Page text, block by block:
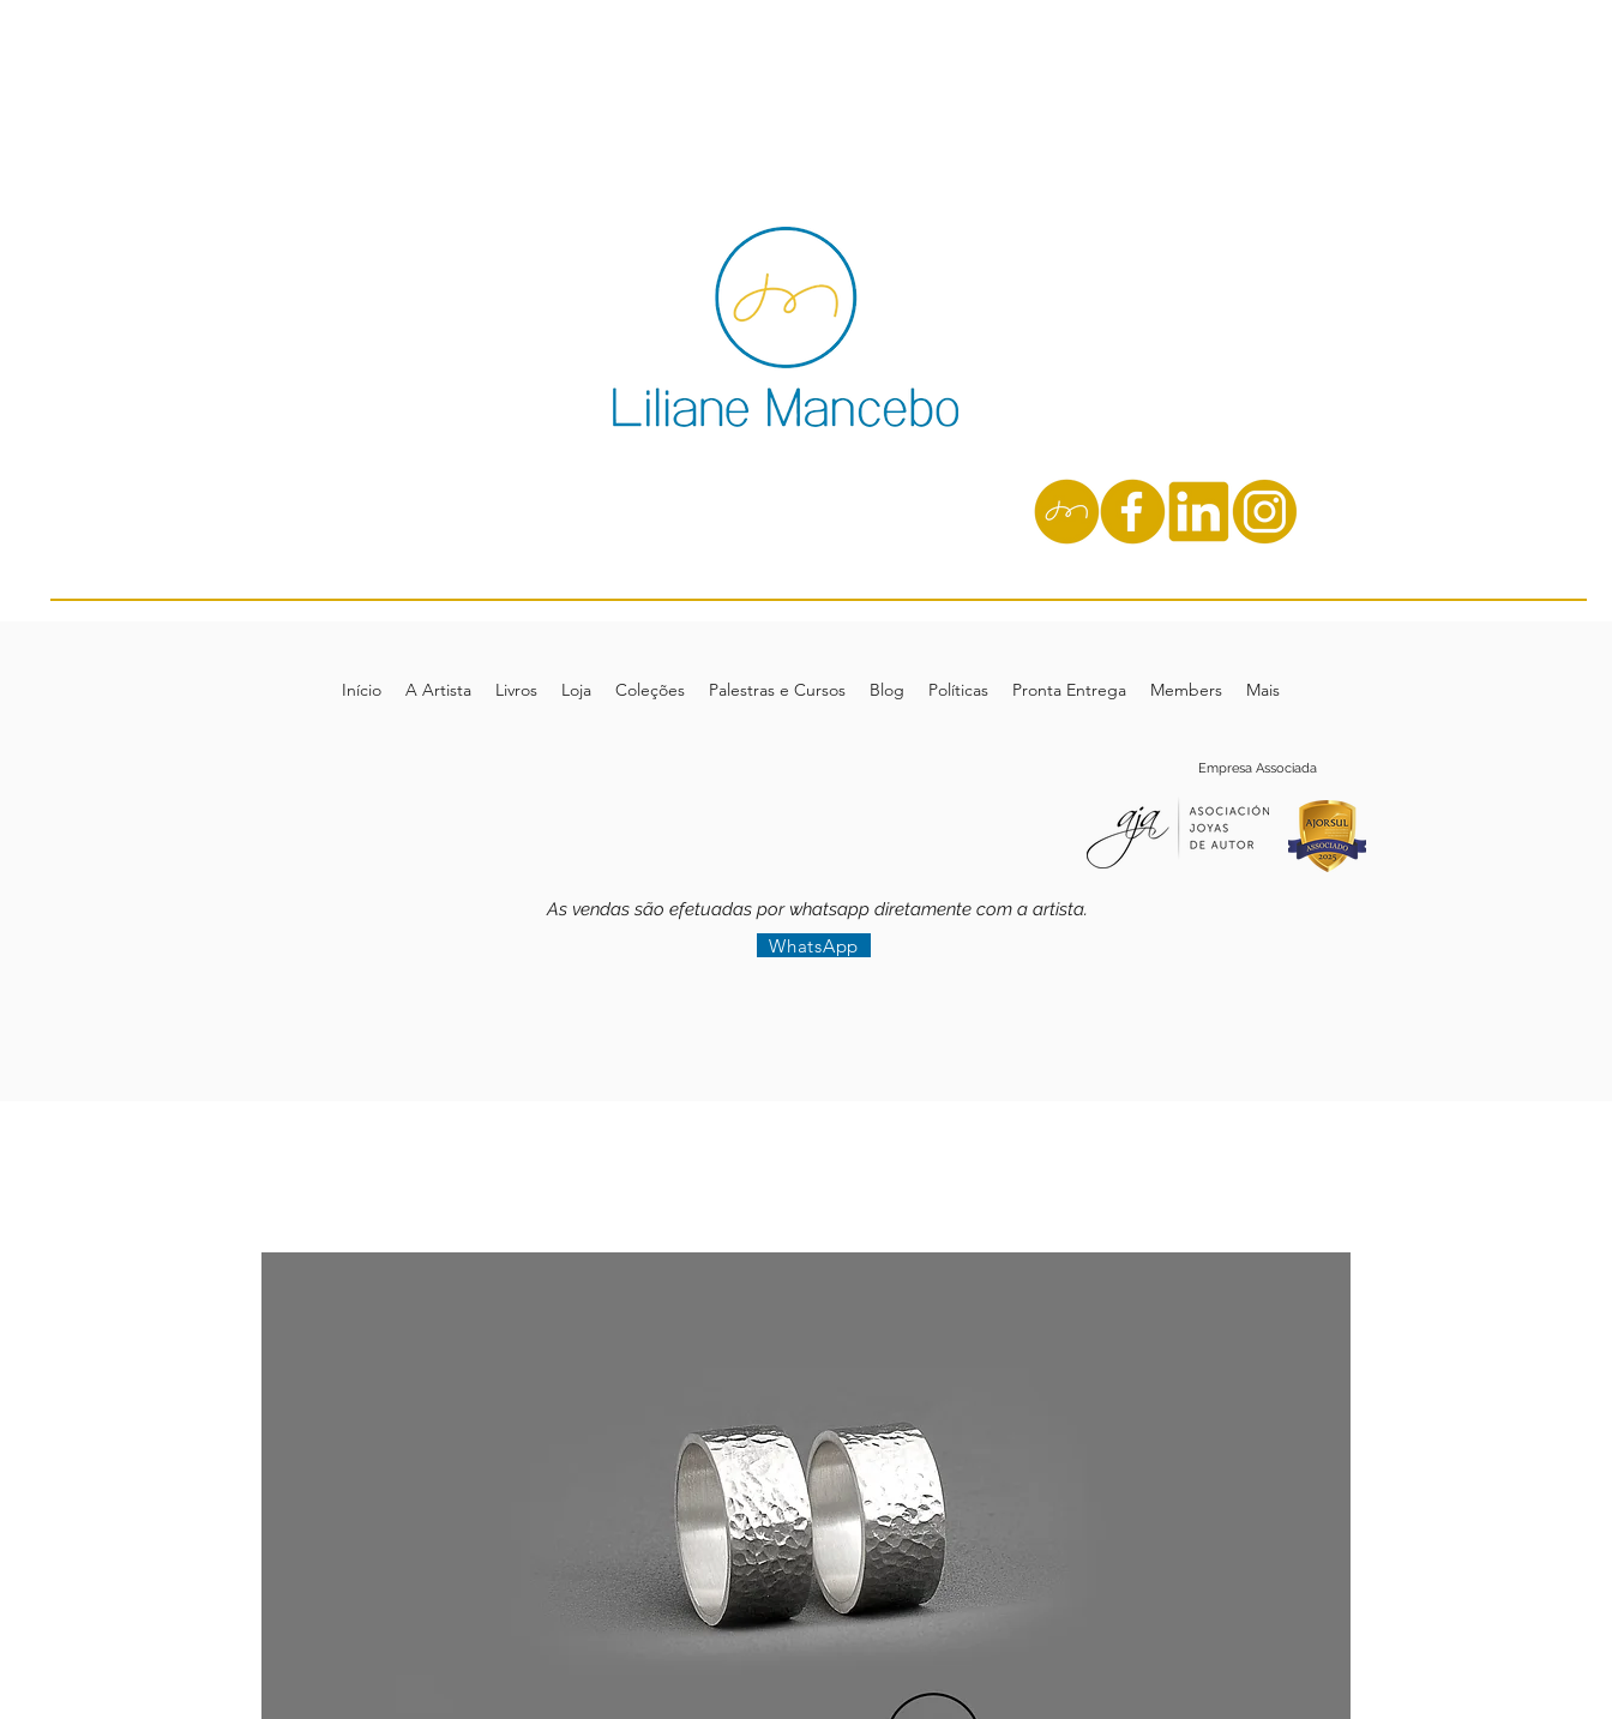
Início A Artista Livros Loja Coleções Palestras e Cursos Blog Políticas Pronta Entrega Members Mais
Empresa Associada
As vendas são efetuadas por whatsapp diretamente com a artista.
WhatsApp